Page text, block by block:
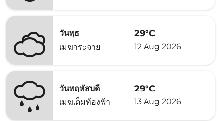
วันพุธ
เมฆกระจาย
29°C
12 Aug 2026
วันพฤหัสบดี
เมฆเต็มท้องฟ้า
29°C
13 Aug 2026